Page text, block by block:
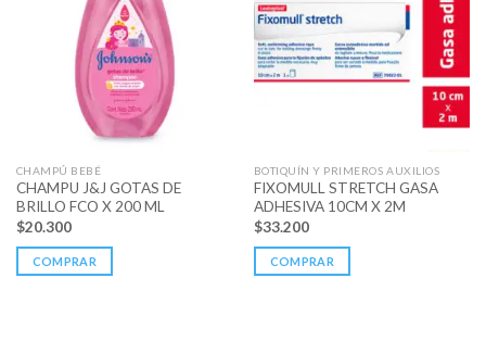
CHAMPÚ BEBÉ
CHAMPU J&J GOTAS DE
BRILLO FCO X 200 ML
$20.300
COMPRAR
BOTIQUÍN Y PRIMEROS AUXILIOS
FIXOMULL STRETCH GASA
ADHESIVA 10CM X 2M
$33.200
COMPRAR